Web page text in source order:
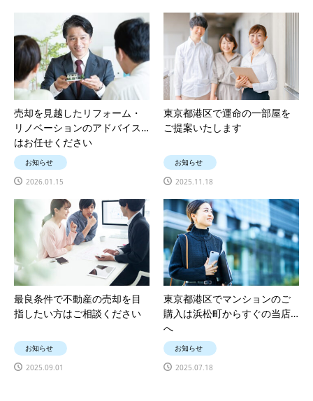
売却を見越したリフォーム・
リノベーションのアドバイス
はお任せください
お知らせ
2026.01.15
東京都港区で運命の一部屋を
ご提案いたします
お知らせ
2025.11.18
最良条件で不動産の売却を目
指したい方はご相談ください
お知らせ
2025.09.01
東京都港区でマンションのご
購入は浜松町からすぐの当店
へ
お知らせ
2025.07.18